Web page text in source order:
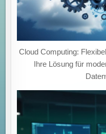
Cloud Computing:
Ihre Lösung für